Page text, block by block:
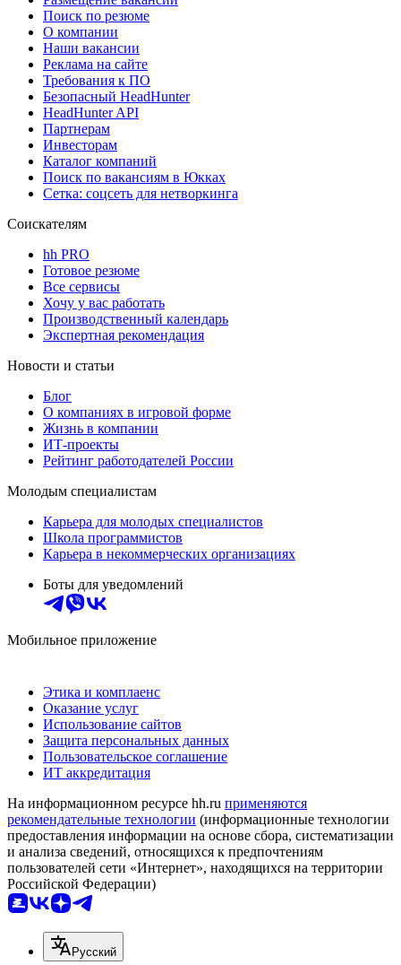
Поиск по резюме
О компании
Наши вакансии
Реклама на сайте
Требования к ПО
Безопасный HeadHunter
HeadHunter API
Партнерам
Инвесторам
Каталог компаний
Поиск по вакансиям в Юкках
Сетка: соцсеть для нетворкинга
Соискателям
hh PRO
Готовое резюме
Все сервисы
Хочу у вас работать
Производственный календарь
Экспертная рекомендация
Новости и статьи
Блог
О компаниях в игровой форме
Жизнь в компании
ИТ-проекты
Рейтинг работодателей России
Молодым специалистам
Карьера для молодых специалистов
Школа программистов
Карьера в некоммерческих организациях
Боты для уведомлений
Мобильное приложение
Этика и комплаенс
Оказание услуг
Использование сайтов
Защита персональных данных
Пользовательское соглашение
ИТ аккредитация
На информационном ресурсе hh.ru применяются
рекомендательные технологии (информационные технологии
предоставления информации на основе сбора, систематизации
и анализа сведений, относящихся к предпочтениям
пользователей сети «Интернет», находящихся на территории
Российской Федерации)
Русский